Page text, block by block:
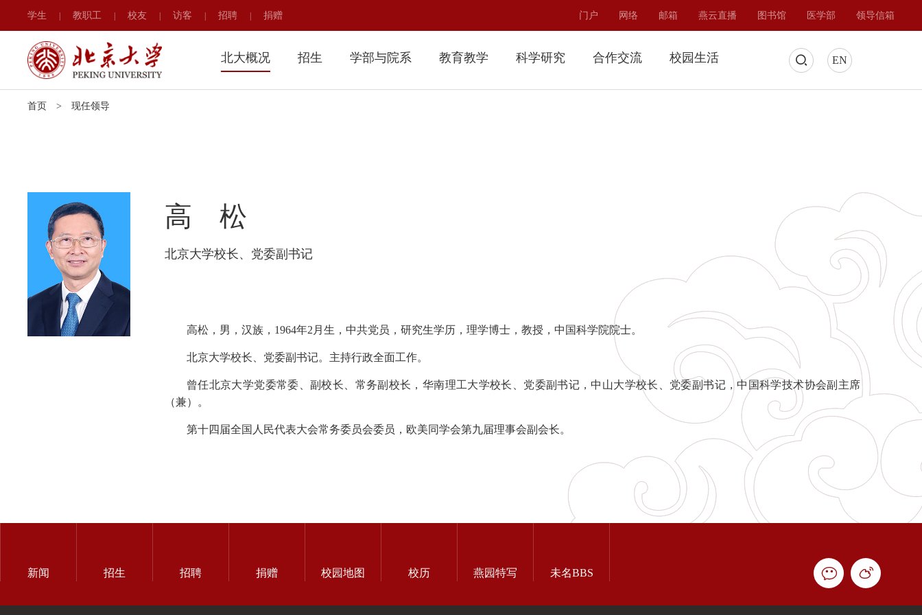
学生 | 教职工 | 校友 | 访客 | 招聘 | 捐赠 门户 网络 邮箱 燕云直播 图书馆 医学部 领导信箱
北大概况 招生 学部与院系 教育教学 科学研究 合作交流 校园生活 EN
首页 > 现任领导
高 松
北京大学校长、党委副书记
高松，男，汉族，1964年2月生，中共党员，研究生学历，理学博士，教授，中国科学院院士。
北京大学校长、党委副书记。主持行政全面工作。
曾任北京大学党委常委、副校长、常务副校长，华南理工大学校长、党委副书记，中山大学校长、党委副书记，中国科学技术协会副主席
（兼）。
第十四届全国人民代表大会常务委员会委员，欧美同学会第九届理事会副会长。
新闻 招生 招聘 捐赠 校园地图 校历 燕园特写 未名BBS